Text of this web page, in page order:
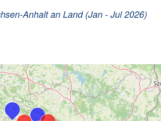
Anhalt an Land (Jan - Jul 2026)